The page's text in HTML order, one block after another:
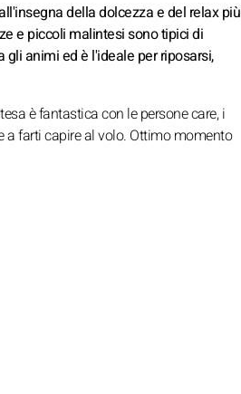
della dolcezza e del relax più
e piccoli malintesi sono tipici di
animi ed è l'ideale per riposarsi,
è fantastica con le persone care, i
a farti capire al volo. Ottimo momento